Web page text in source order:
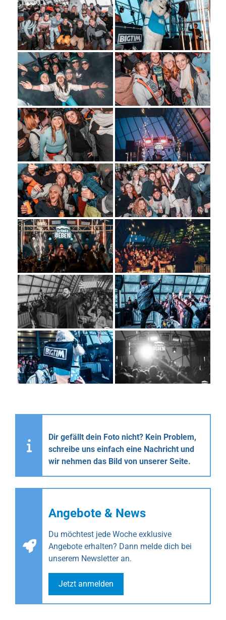
Dir gefällt dein Foto nicht? Kein Problem,
schreibe uns einfach eine Nachricht und
wir nehmen das Bild von unserer Seite.
Angebote & News
Du möchtest jede Woche exklusive
Angebote erhalten? Dann melde dich bei
unserem Newsletter an.
Jetzt anmelden